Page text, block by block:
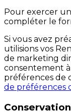
Pour exercer
compléter le
Si vous avez
utilisions vos
de marketing
consentement
préférences de
de préférences